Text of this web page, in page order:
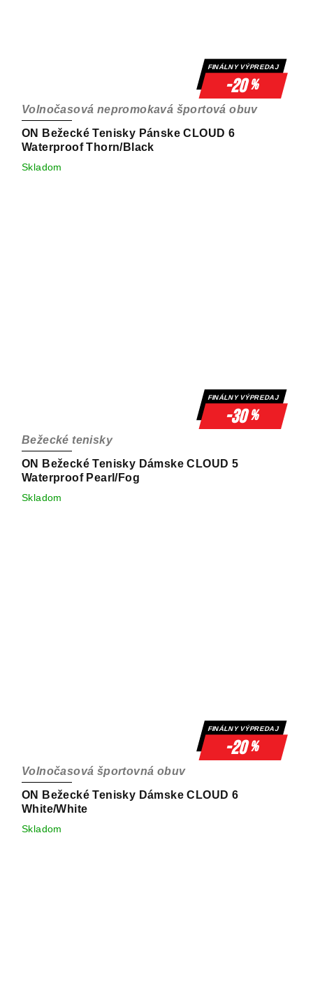
FINÁLNY VÝPREDAJ
-20%
ON Bežecké Tenisky Pánske CLOUD 6
Waterproof Thorn/Black
Volnočasová nepromokavá športová obuv
Skladom
FINÁLNY VÝPREDAJ
-30%
ON Bežecké Tenisky Dámske CLOUD 5
Waterproof Pearl/Fog
Bežecké tenisky
Skladom
FINÁLNY VÝPREDAJ
-20%
ON Bežecké Tenisky Dámske CLOUD 6
White/White
Volnočasová športovná obuv
Skladom